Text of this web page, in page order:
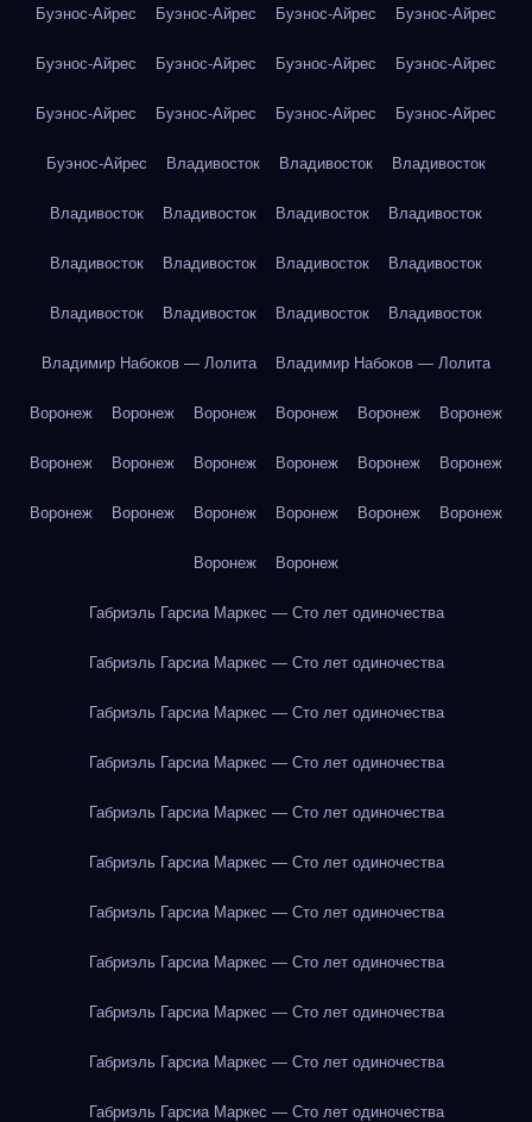
Буэнос-Айрес Буэнос-Айрес Буэнос-Айрес Буэнос-Айрес
Буэнос-Айрес Буэнос-Айрес Буэнос-Айрес Буэнос-Айрес
Буэнос-Айрес Буэнос-Айрес Буэнос-Айрес Буэнос-Айрес
Буэнос-Айрес Владивосток Владивосток Владивосток
Владивосток Владивосток Владивосток Владивосток
Владивосток Владивосток Владивосток Владивосток
Владивосток Владивосток Владивосток Владивосток
Владимир Набоков — Лолита Владимир Набоков — Лолита
Воронеж Воронеж Воронеж Воронеж Воронеж Воронеж
Воронеж Воронеж Воронеж Воронеж Воронеж Воронеж
Воронеж Воронеж Воронеж Воронеж Воронеж Воронеж
Воронеж Воронеж
Габриэль Гарсиа Маркес — Сто лет одиночества
Габриэль Гарсиа Маркес — Сто лет одиночества
Габриэль Гарсиа Маркес — Сто лет одиночества
Габриэль Гарсиа Маркес — Сто лет одиночества
Габриэль Гарсиа Маркес — Сто лет одиночества
Габриэль Гарсиа Маркес — Сто лет одиночества
Габриэль Гарсиа Маркес — Сто лет одиночества
Габриэль Гарсиа Маркес — Сто лет одиночества
Габриэль Гарсиа Маркес — Сто лет одиночества
Габриэль Гарсиа Маркес — Сто лет одиночества
Габриэль Гарсиа Маркес — Сто лет одиночества